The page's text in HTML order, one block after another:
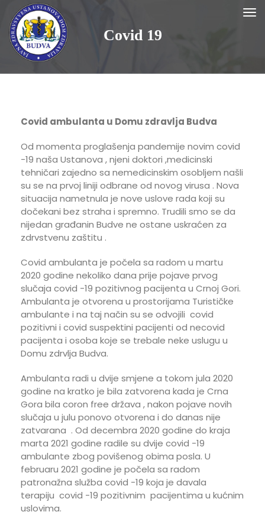
Covid 19
Covid ambulanta u Domu zdravlja Budva
Od momenta proglašenja pandemije novim covid
-19 naša Ustanova , njeni doktori ,medicinski
tehničari zajedno sa nemedicinskim osobljem našli
su se na prvoj liniji odbrane od novog virusa . Nova
situacija nametnula je nove uslove rada koji su
dočekani bez straha i spremno. Trudili smo se da
nijedan građanin Budve ne ostane uskraćen za
zdrvstvenu zaštitu .
Covid ambulanta je počela sa radom u martu
2020 godine nekoliko dana prije pojave prvog
slučaja covid -19 pozitivnog pacijenta u Crnoj Gori.
Ambulanta je otvorena u prostorijama Turističke
ambulante i na taj način su se odvojili covid
pozitivni i covid suspektini pacijenti od necovid
pacijenta i osoba koje se trebale neke uslugu u
Domu zdrvlja Budva.
Ambulanta radi u dvije smjene a tokom jula 2020
godine na kratko je bila zatvorena kada je Crna
Gora bila coron free država , nakon pojave novih
slučaja u julu ponovo otvorena i do danas nije
zatvarana . Od decembra 2020 godine do kraja
marta 2021 godine radile su dvije covid -19
ambulante zbog povišenog obima posla. U
februaru 2021 godine je počela sa radom
patronažna služba covid -19 koja je davala
terapiju covid -19 pozitivnim pacijentima u kućnim
uslovima.